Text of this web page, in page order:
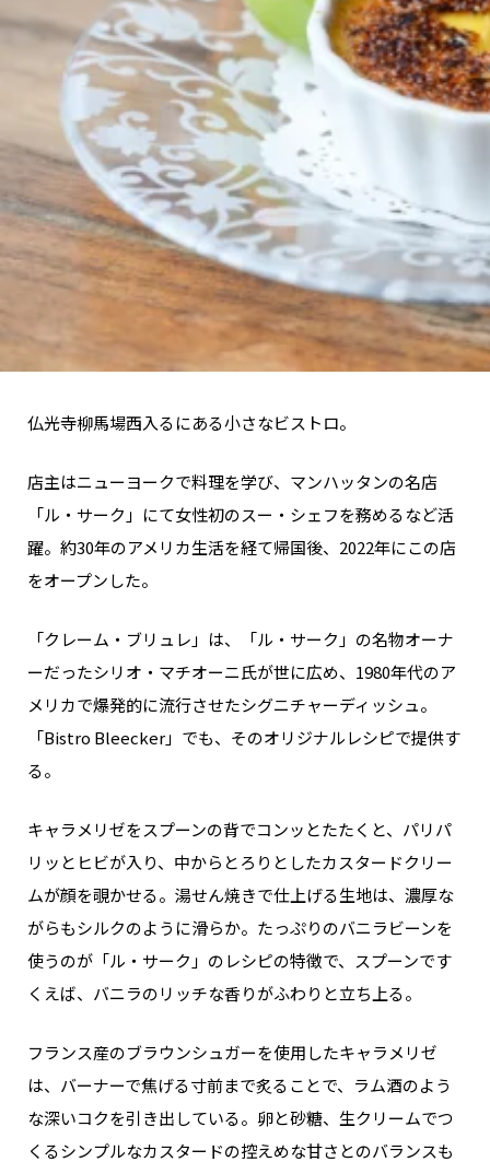
関西で開催。
おすすめの展覧会
おすすめの映画
誠光社で選びました。
おすすめの本
紹介します。
おすすめのイベント
仏光寺柳馬場西入るにある小さなビストロ。
店主はニューヨークで料理を学び、マンハッタンの名店
「ル・サーク」にて女性初のスー・シェフを務めるなど活
躍。約30年のアメリカ生活を経て帰国後、2022年にこの店
をオープンした。
「クレーム・ブリュレ」は、「ル・サーク」の名物オーナ
ーだったシリオ・マチオーニ氏が世に広め、1980年代のア
メリカで爆発的に流行させたシグニチャーディッシュ。
「Bistro Bleecker」でも、そのオリジナルレシピで提供す
る。
キャラメリゼをスプーンの背でコンッとたたくと、パリパ
リッとヒビが入り、中からとろりとしたカスタードクリー
ムが顔を覗かせる。湯せん焼きで仕上げる生地は、濃厚な
がらもシルクのように滑らか。たっぷりのバニラビーンを
使うのが「ル・サーク」のレシピの特徴で、スプーンです
くえば、バニラのリッチな香りがふわりと立ち上る。
フランス産のブラウンシュガーを使用したキャラメリゼ
は、バーナーで焦げる寸前まで炙ることで、ラム酒のよう
な深いコクを引き出している。卵と砂糖、生クリームでつ
くるシンプルなカスタードの控えめな甘さとのバランスも